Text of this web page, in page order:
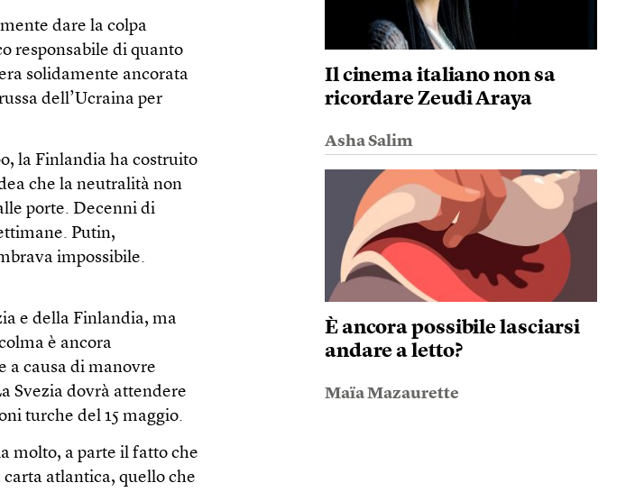
dare la colpa
responsabile di quanto
solidamente ancorata
dell’Ucraina per
la Finlandia ha costruito
che la neutralità non
porte. Decenni di
Putin,
impossibile.
e della Finlandia, ma
è ancora
a causa di manovre
Svezia dovrà attendere
turche del 15 maggio.
molto, a parte il fatto che
carta atlantica, quello che
Il cinema italiano non sa
ricordare Zeudi Araya
Asha Salim
È ancora possibile lasciarsi
andare a letto?
Maïa Mazaurette